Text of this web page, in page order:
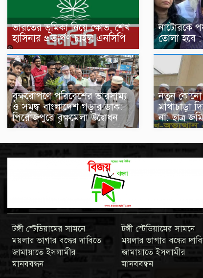
ভারতের ভূমিকা নিয়ে ক্ষোভ, শেখ
হাসিনার প্রত্যর্পণ চাইল এনসিপি
নাটোরকে
তোলা হবে :
বৃক্ষরোপণে পরিবেশের ভারসাম্য
ও সমৃদ্ধ বাংলাদেশ গড়ার ডাক:
পিরোজপুরে বৃক্ষমেলা উদ্বোধন
নতুন কোনো
মাথাচাড়া
না: ছাত্র
টঙ্গী স্টেডিয়ামের সামনে
ময়লার ভাগার বন্ধের দাবিতে
জামায়াতে ইসলামীর
মানববন্ধন
টঙ্গী স্টেডিয়ামের সামনে
ময়লার ভাগার বন্ধের
জামায়াতে ইসলামীর
মানববন্ধন